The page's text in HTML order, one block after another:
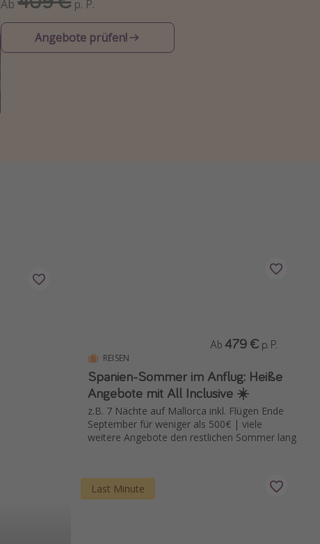
Ab p. P.
Angebote prüfen!
REISEN
Spanien-Sommer im Anflug: Heiße
Angebote mit All Inclusive ☀️
z.B. 7 Nächte auf Mallorca inkl. Flügen Ende
September für weniger als 500€ | viele
weitere Angebote den restlichen Sommer lang
Ab 479 € p. P.
Last Minute